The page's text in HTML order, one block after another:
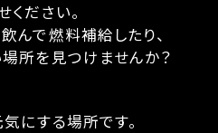
ださい。
んで燃料補給したり、
所を見つけませんか？
にする場所です。